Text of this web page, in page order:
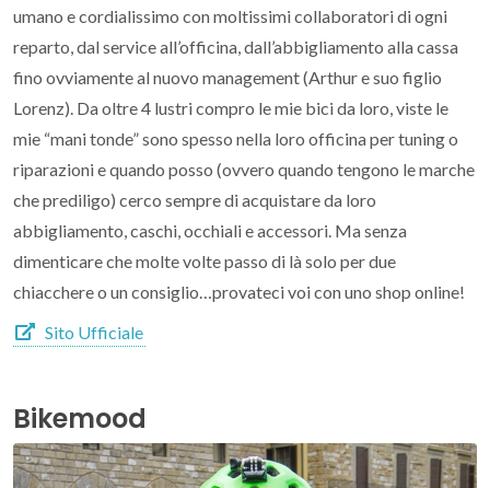
umano e cordialissimo con moltissimi collaboratori di ogni
reparto, dal service all’officina, dall’abbigliamento alla cassa
fino ovviamente al nuovo management (Arthur e suo figlio
Lorenz). Da oltre 4 lustri compro le mie bici da loro, viste le
mie “mani tonde” sono spesso nella loro officina per tuning o
riparazioni e quando posso (ovvero quando tengono le marche
che prediligo) cerco sempre di acquistare da loro
abbigliamento, caschi, occhiali e accessori. Ma senza
dimenticare che molte volte passo di là solo per due
chiacchere o un consiglio…provateci voi con uno shop online!
Sito Ufficiale
Bikemood